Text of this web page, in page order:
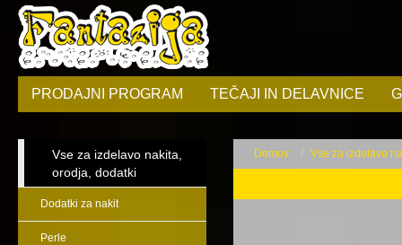
PRODAJNI PROGRAM TEČAJI IN DELAVNICE
Vse za izdelavo nakita,
orodja, dodatki
Dodatki za nakit
Perle
Domov Vse za izdelavo